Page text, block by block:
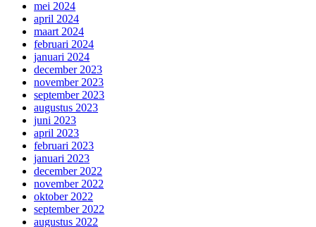
mei 2024
april 2024
maart 2024
februari 2024
januari 2024
december 2023
november 2023
september 2023
augustus 2023
juni 2023
april 2023
februari 2023
januari 2023
december 2022
november 2022
oktober 2022
september 2022
augustus 2022